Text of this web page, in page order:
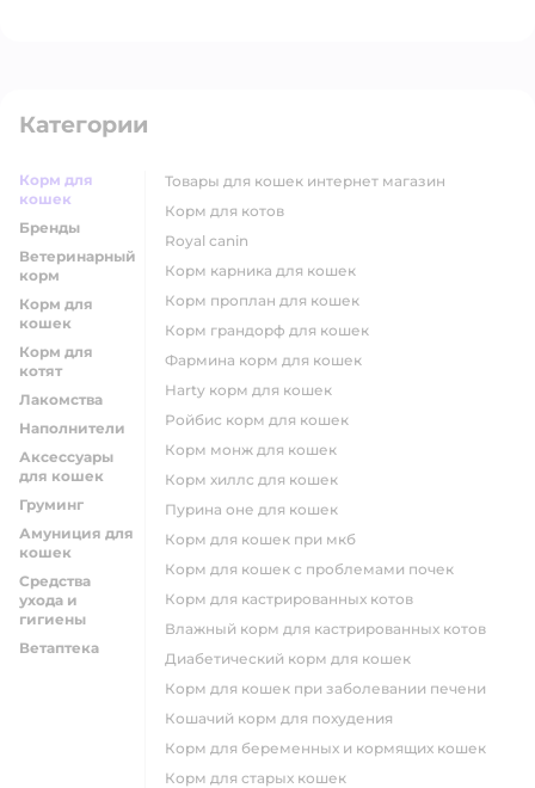
Категории
Корм для
кошек
Бренды
Ветеринарный
корм
Корм для
кошек
Корм для
котят
Лакомства
Наполнители
Аксессуары
для кошек
Груминг
Амуниция для
кошек
Средства
ухода и
гигиены
Ветаптека
товары для кошек интернет магазин
корм для котов
royal canin
корм карника для кошек
корм проплан для кошек
корм грандорф для кошек
фармина корм для кошек
harty корм для кошек
ройбис корм для кошек
корм монж для кошек
корм хиллс для кошек
пурина оне для кошек
корм для кошек при мкб
корм для кошек с проблемами почек
Корм для кастрированных котов
влажный корм для кастрированных котов
диабетический корм для кошек
корм для кошек при заболевании печени
кошачий корм для похудения
корм для беременных и кормящих кошек
корм для старых кошек